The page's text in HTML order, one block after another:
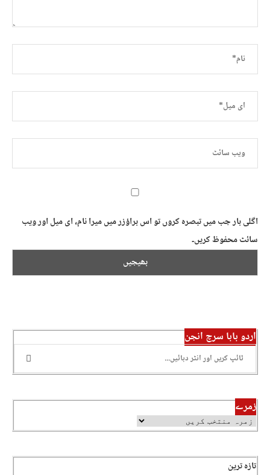
اگلی بار جب میں تبصرہ کروں تو اس براؤزر میں میرا نام، ای میل اور ویب
سائٹ محفوظ کریں۔
اردو بابا سرچ انجن
زمرے
تازہ ترین